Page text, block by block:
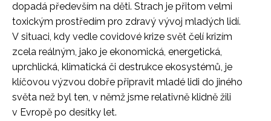
dopadá především na děti. Strach je přitom velmi
toxickým prostředím pro zdravý vývoj mladých lidí.
V situaci, kdy vedle covidové krize svět čelí krizím
zcela reálným, jako je ekonomická, energetická,
uprchlická, klimatická či destrukce ekosystémů, je
klíčovou výzvou dobře připravit mladé lidi do jiného
světa než byl ten, v němž jsme relativně klidně žili
v Evropě po desítky let.